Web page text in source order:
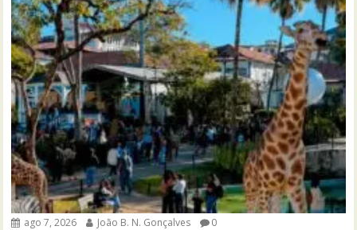
ago 7, 2026 João B. N. Gonçalves 0